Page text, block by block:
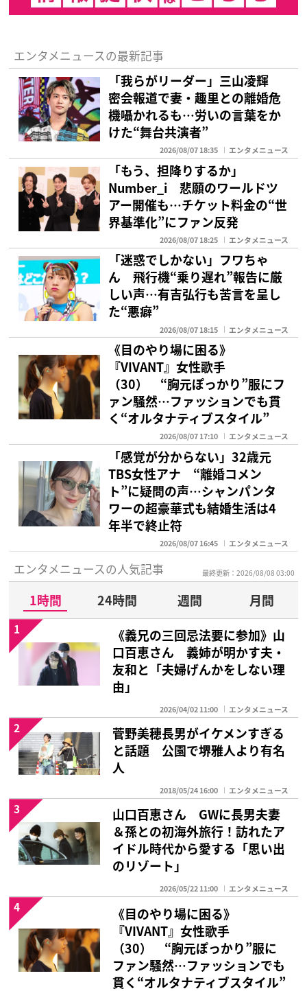
エンタメニュースの最新記事
「我らがリーダー」三山凌輝
密会報道で妻・趣里との離婚危
機囁かれるも…労いの言葉をか
けた“舞台共演者”
2026/08/07 18:35 エンタメニュース
「もう、担降りするか」
Number_i 悲願のワールドツ
アー開催も…チケット料金の“世
界基準化”にファン反発
2026/08/07 18:25 エンタメニュース
「迷惑でしかない」フワちゃ
ん 飛行機“乗り遅れ”報告に厳
しい声…有吉弘行も苦言を呈し
た“悪癖”
2026/08/07 18:15 エンタメニュース
《目のやり場に困る》
『VIVANT』女性歌手
（30） “胸元ぽっかり”服にフ
ァン騒然…ファッションでも貫
く“オルタナティブスタイル”
2026/08/07 17:10 エンタメニュース
「感覚が分からない」32歳元
TBS女性アナ “離婚コメン
ト”に疑問の声…シャンパンタ
ワーの超豪華式も結婚生活は4
年半で終止符
2026/08/07 16:45 エンタメニュース
エンタメニュースの人気記事 最終更新：2026/08/08 03:00
1時間 24時間 週間
月間
《義兄の三回忌法要に参加》山
口百恵さん 義姉が明かす夫・
友和と「夫婦げんかをしない理
由」
2026/04/02 11:00 エンタメニュース
1
菅野美穂長男がイケメンすぎる
と話題 公園で堺雅人より有名
人
2018/05/24 16:00 エンタメニュース
2
山口百恵さん GWに長男夫妻
＆孫との初海外旅行！訪れたア
イドル時代から愛する「思い出
のリゾート」
2026/05/22 11:00 エンタメニュース
3
《目のやり場に困る》
『VIVANT』女性歌手
（30） “胸元ぽっかり”服に
ファン騒然…ファッションでも
貫く“オルタナティブスタイル”
4